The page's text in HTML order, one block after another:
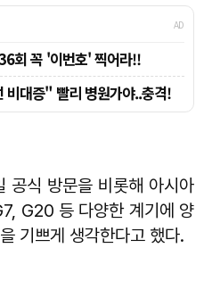
공식 방문을 비롯해 아시아
G20 등 다양한 계기에 양
기쁘게 생각한다고 했다.